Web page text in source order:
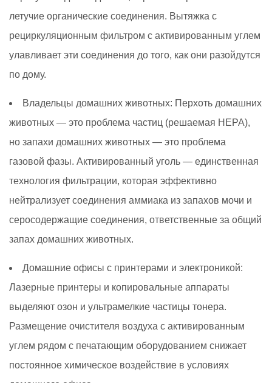
летучие органические соединения. Вытяжка с
рециркуляционным фильтром с активированным углем
улавливает эти соединения до того, как они разойдутся
по дому.
Владельцы домашних животных: Перхоть домашних
животных — это проблема частиц (решаемая HEPA),
но запахи домашних животных — это проблема
газовой фазы. Активированный уголь — единственная
технология фильтрации, которая эффективно
нейтрализует соединения аммиака из запахов мочи и
серосодержащие соединения, ответственные за общий
запах домашних животных.
Домашние офисы с принтерами и электроникой:
Лазерные принтеры и копировальные аппараты
выделяют озон и ультрамелкие частицы тонера.
Размещение очистителя воздуха с активированным
углем рядом с печатающим оборудованием снижает
постоянное химическое воздействие в условиях